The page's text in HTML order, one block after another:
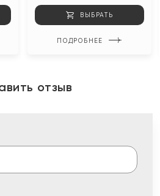
ВЫБРАТЬ
ПОДРОБНЕЕ
отзыв